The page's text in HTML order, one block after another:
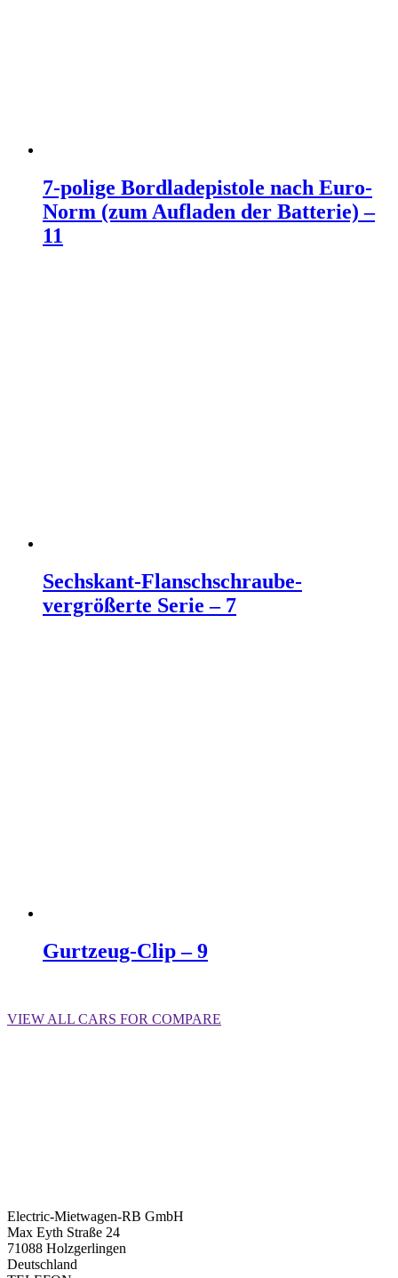
7-polige Bordladepistole nach Euro-
Norm (zum Aufladen der Batterie) –
11
Sechskant-Flanschschraube-
vergrößerte Serie – 7
Gurtzeug-Clip – 9
VIEW ALL CARS FOR COMPARE
Electric-Mietwagen-RB GmbH
Max Eyth Straße 24
71088 Holzgerlingen
Deutschland